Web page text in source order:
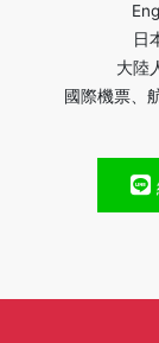
日
大陸
國際機票、